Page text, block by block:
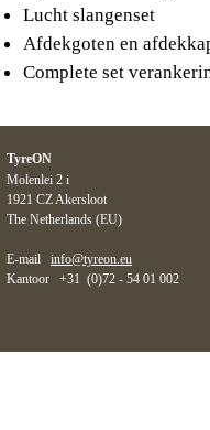
Lucht slangenset
Afdekgoten en
Complete set
TyreON
Molenlei 2 i
1921 CZ Akersloot
The Netherlands (EU)
E-mail info@tyreon.eu
Kantoor +31 (0)72 - 54 01 002